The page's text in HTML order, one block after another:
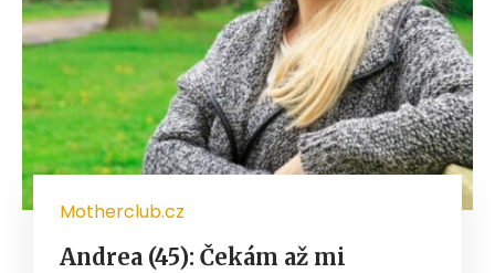
Motherclub.cz
Andrea (45): Čekám až mi